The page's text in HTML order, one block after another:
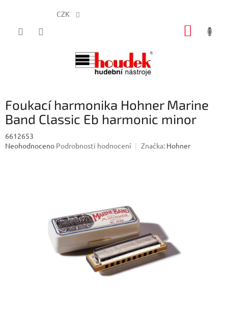
CZK
Foukací harmonika Hohner Marine
Band Classic Eb harmonic minor
6612653
Průměrné
Neohodnoceno Podrobnosti hodnocení Značka: Hohner